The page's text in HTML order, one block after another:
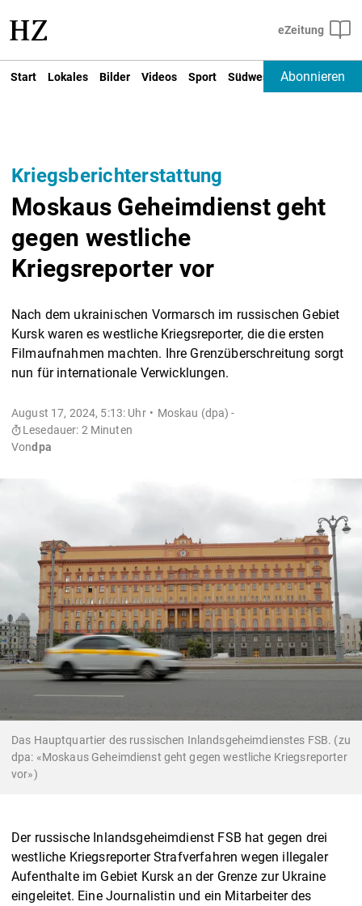
Start Lokales Bilder Videos Sport Südwest Deutschland
Abonnieren
Kriegsberichterstattung
Moskaus Geheimdienst geht
gegen westliche
Kriegsreporter vor
Nach dem ukrainischen Vormarsch im russischen Gebiet
Kursk waren es westliche Kriegsreporter, die die ersten
Filmaufnahmen machten. Ihre Grenzüberschreitung sorgt
nun für internationale Verwicklungen.
August 17, 2024, 5:13: Uhr
Moskau (dpa) -
Lesedauer: 2 Minuten
Vondpa
Das Hauptquartier des russischen Inlandsgeheimdienstes FSB. (zu
dpa: «Moskaus Geheimdienst geht gegen westliche Kriegsreporter
vor»)
Der russische Inlandsgeheimdienst FSB hat gegen drei
westliche Kriegsreporter Strafverfahren wegen illegaler
Aufenthalte im Gebiet Kursk an der Grenze zur Ukraine
eingeleitet. Eine Journalistin und ein Mitarbeiter des